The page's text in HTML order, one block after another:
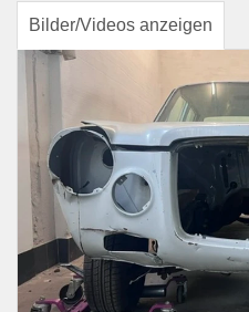
Bilder/Videos anzeigen